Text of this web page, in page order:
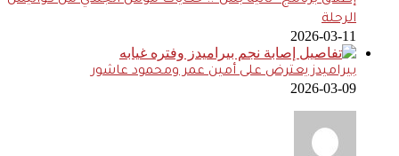
الرحلة
2026-03-11
بيراميدز يعترض على أمين عمر ومحمود عاشور
2026-03-09